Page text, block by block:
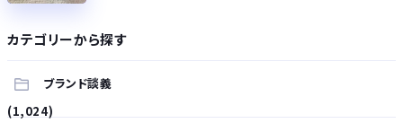
カテゴリーから探す
ブランド談義
(1,024)